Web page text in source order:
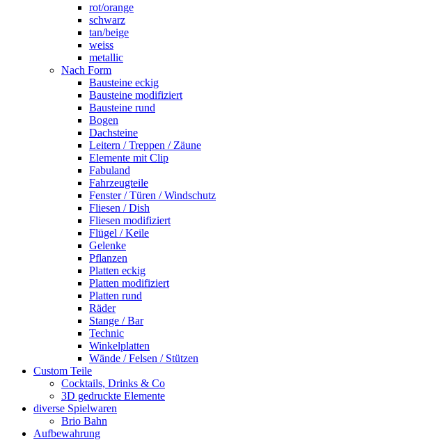
rot/orange
schwarz
tan/beige
weiss
metallic
Nach Form
Bausteine eckig
Bausteine modifiziert
Bausteine rund
Bogen
Dachsteine
Leitern / Treppen / Zäune
Elemente mit Clip
Fabuland
Fahrzeugteile
Fenster / Türen / Windschutz
Fliesen / Dish
Fliesen modifiziert
Flügel / Keile
Gelenke
Pflanzen
Platten eckig
Platten modifiziert
Platten rund
Räder
Stange / Bar
Technic
Winkelplatten
Wände / Felsen / Stützen
Custom Teile
Cocktails, Drinks & Co
3D gedruckte Elemente
diverse Spielwaren
Brio Bahn
Aufbewahrung